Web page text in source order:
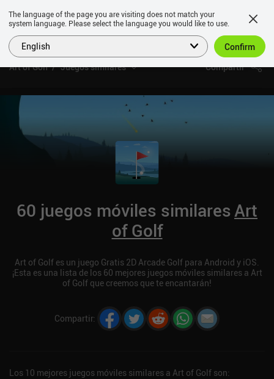
Art of Golf Juegos similares Compartir
60 juegos móviles similaresArt
of Golf
Art of Golf es un juego Gratis 2D Arcade Golf para Android y iOS.
¡Esta es una lista de los 60 mejores juegos móviles similares a Art
of Golf que creemos que te encantarán!
Compartir:
Los 10 mejores juegos móviles similares a Art of Golf son:
The language of the page you are visiting does not match your
system language. Please select the language you would like to use.
English Confirm